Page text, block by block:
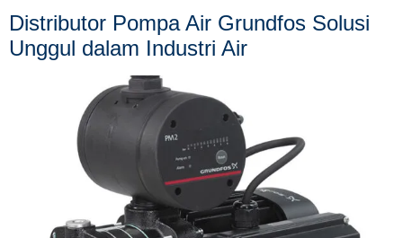
Distributor Pompa Air Grundfos Solusi
Unggul dalam Industri Air